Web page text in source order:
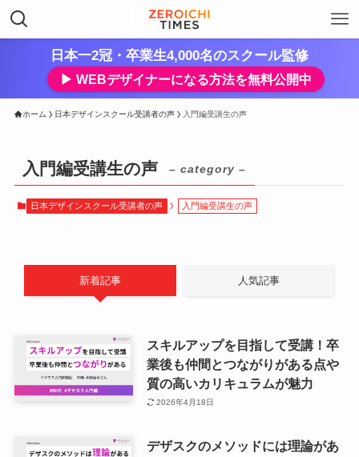
日本一2冠・卒業生4,000名のスクール監修
▶︎ WEBデザイナーになる方法を無料公開中
ホーム 日本デザインスクール受講者の声 入門編受講生の声
入門編受講生の声 – category –
日本デザインスクール受講者の声 入門編受講生の声
新着記事 人気記事
スキルアップを目指して受講！卒
業後も仲間とつながりがある点や
質の高いカリキュラムが魅力
2026年4月18日
デザスクのメソッドには理論があ